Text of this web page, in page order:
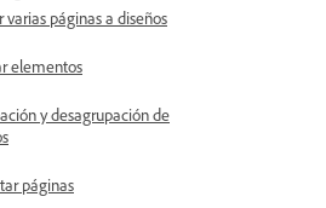
varias páginas a diseños
elementos
y desagrupación de
páginas